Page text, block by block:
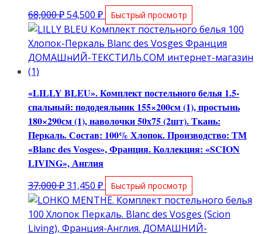
68,000₽Первоначальная
цена
составляла
68,000 ₽.
54,500 ₽Текущая
цена:
54,500 ₽.
Быстрый просмотр
«LILLY BLEU». Комплект постельного белья 1.5-
спальный: пододеяльник 155×200см (1), простынь
180×290см (1), наволочки 50х75 (2шт). Ткань:
Перкаль. Состав: 100% Хлопок. Производство: ТМ
«Blanc des Vosges», Франция. Коллекция: «SCION
LIVING», Англия
37,000₽Первоначальная
цена
составляла
37,000 ₽.
31,450 ₽Текущая
цена:
31,450 ₽.
Быстрый просмотр